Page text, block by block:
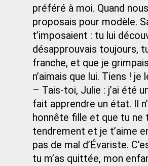
préféré à moi. Quand
proposais pour modèle.
t’imposaient : tu lui
désapprouvais toujours,
franche, et que je
n’aimais que lui. Tiens !
– Tais-toi, Julie : j’ai été
fait apprendre un état. Il
honnête fille et que tu ne
tendrement et je t’aime
pas de mal d’Évariste.
tu m’as quittée, mon